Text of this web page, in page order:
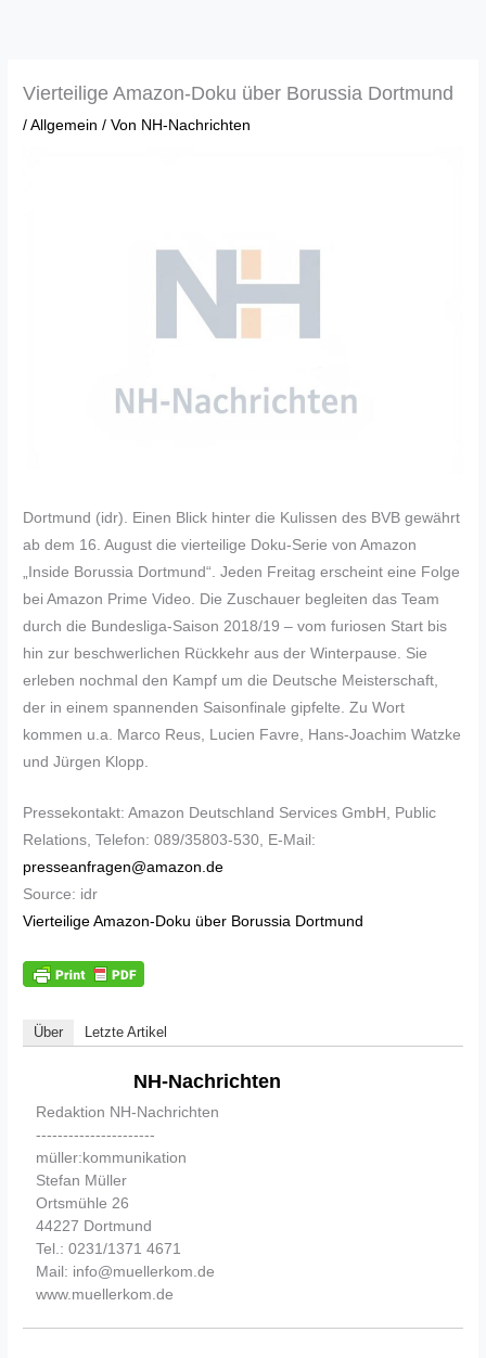
Vierteilige Amazon-Doku über Borussia Dortmund
/Allgemein / Von NH-Nachrichten
Dortmund (idr). Einen Blick hinter die Kulissen des BVB gewährt
ab dem 16. August die vierteilige Doku-Serie von Amazon
„Inside Borussia Dortmund“. Jeden Freitag erscheint eine Folge
bei Amazon Prime Video. Die Zuschauer begleiten das Team
durch die Bundesliga-Saison 2018/19 – vom furiosen Start bis
hin zur beschwerlichen Rückkehr aus der Winterpause. Sie
erleben nochmal den Kampf um die Deutsche Meisterschaft,
der in einem spannenden Saisonfinale gipfelte. Zu Wort
kommen u.a. Marco Reus, Lucien Favre, Hans-Joachim Watzke
und Jürgen Klopp.
Pressekontakt: Amazon Deutschland Services GmbH, Public
Relations, Telefon: 089/35803-530, E-Mail:
presseanfragen@amazon.de
Source: idr
Vierteilige Amazon-Doku über Borussia Dortmund
Über Letzte Artikel
NH-Nachrichten
Redaktion NH-Nachrichten
----------------------
müller:kommunikation
Stefan Müller
Ortsmühle 26
44227 Dortmund
Tel.: 0231/1371 4671
Mail: info@muellerkom.de
www.muellerkom.de